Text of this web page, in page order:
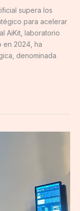
supera los
para acelerar
AiKit, laboratorio
en 2024, ha
denominada